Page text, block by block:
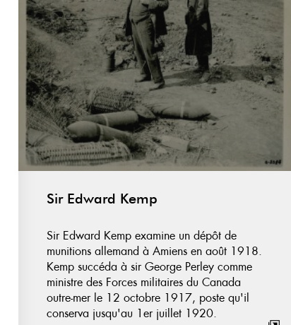
Sir Edward Kemp
Sir Edward Kemp examine un dépôt de
munitions allemand à Amiens en août 1918.
Kemp succéda à sir George Perley comme
ministre des Forces militaires du Canada
outre-mer le 12 octobre 1917, poste qu'il
conserva jusqu'au 1er juillet 1920.